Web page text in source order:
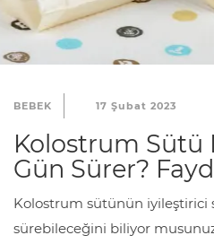
BEBEK 17 Şubat 2023
Kolostrum Sütü
Gün Sürer?
Kolostrum sütünün iyileştirici
sürebileceğini biliyor